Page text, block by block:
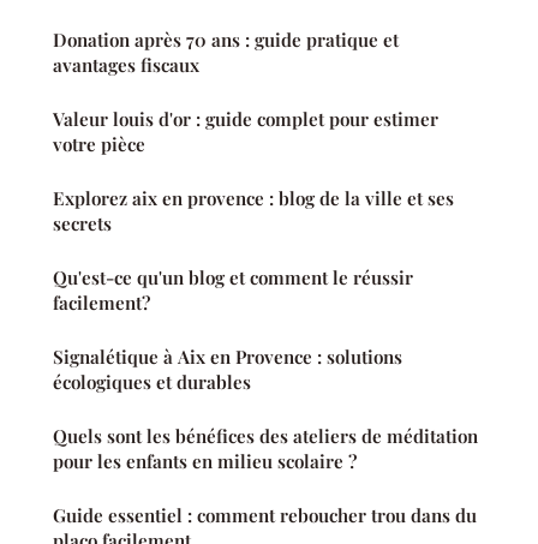
Donation après 70 ans : guide pratique et
avantages fiscaux
Valeur louis d'or : guide complet pour estimer
votre pièce
Explorez aix en provence : blog de la ville et ses
secrets
Qu'est-ce qu'un blog et comment le réussir
facilement?
Signalétique à Aix en Provence : solutions
écologiques et durables
Quels sont les bénéfices des ateliers de méditation
pour les enfants en milieu scolaire ?
Guide essentiel : comment reboucher trou dans du